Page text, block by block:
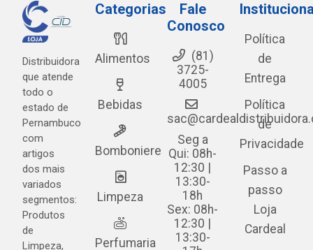
Distribuidora
que atende
todo o
estado de
Pernambuco
com
artigos
dos mais
variados
segmentos:
Produtos
de
Limpeza,
Categorias
Alimentos
Bebidas
Bomboniere
Limpeza
Perfumaria
Fale
Conosco
(81)
3725-
4005
Seg a
Qui: 08h-
12:30 |
13:30-
18h
Sex: 08h-
12:30 |
13:30-
Política
de
Entrega
Política
de
Privacidade
Passo a
passo
Loja
Cardeal